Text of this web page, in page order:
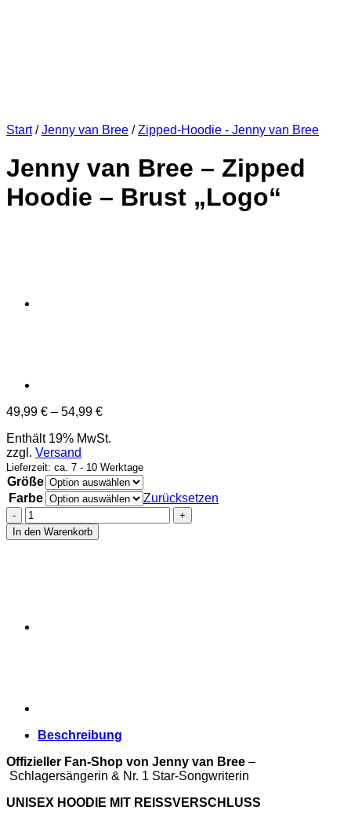
Start / Jenny van Bree / Zipped-Hoodie - Jenny van Bree
Jenny van Bree – Zipped
Hoodie – Brust „Logo“
49,99 € – 54,99 €Preisspanne:
bis
Enthält 19% MwSt.
zzgl. Versand
Lieferzeit: ca. 7 - 10 Werktage
Größe
Farbe
Zurücksetzen
Jenny
van
Bree
„Logo“
In den Warenkorb
Beschreibung
Offizieller Fan-Shop von Jenny van Bree –
Schlagersängerin & Nr. 1 Star-Songwriterin
UNISEX HOODIE MIT REISSVERSCHLUSS